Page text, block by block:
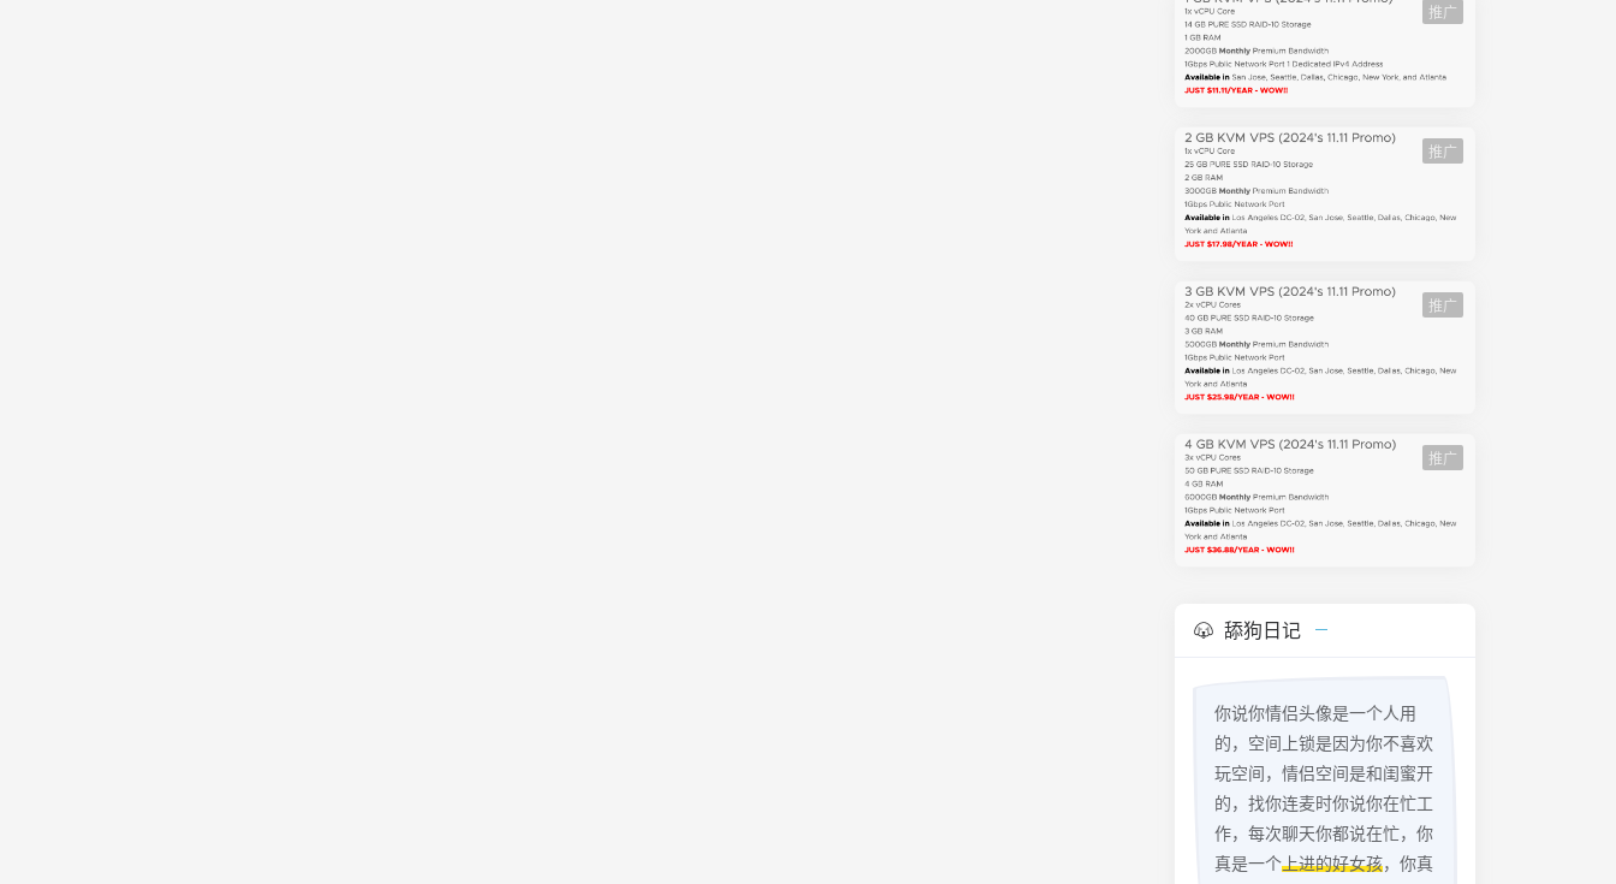
推广
推广
推广
推广
舔狗日记
你说你情侣头像是一个人用
的，空间上锁是因为你不喜欢
玩空间，情侣空间是和闺蜜开
的，找你连麦时你说你在忙工
作，每次聊天你都说在忙，你
真是一个上进的好女孩，你真